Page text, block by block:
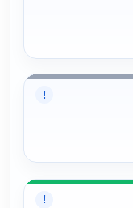
!
!